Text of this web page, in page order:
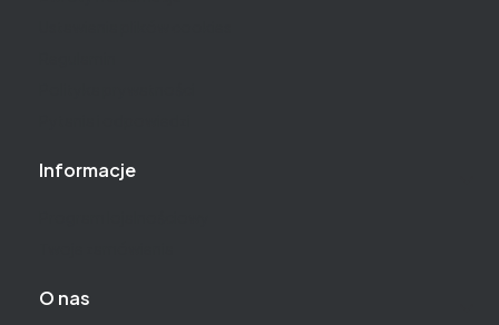
Informacje
O nas